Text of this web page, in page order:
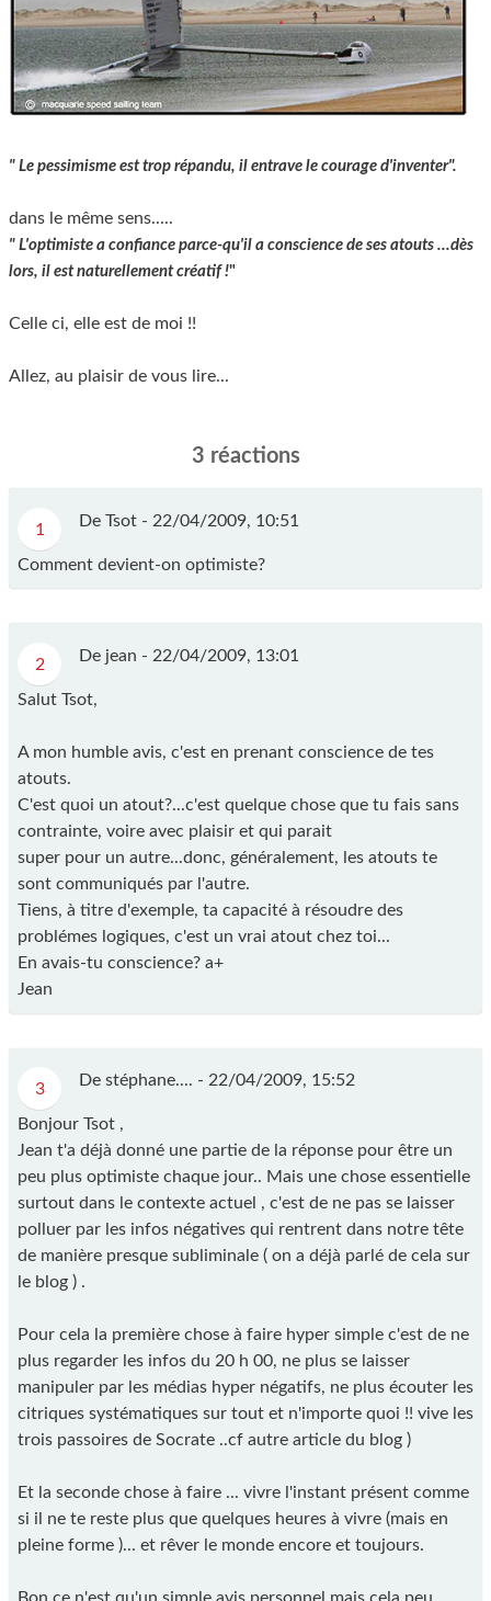
" Le pessimisme est trop répandu, il entrave le courage d'inventer".
dans le même sens.....
" L'optimiste a confiance parce-qu'il a conscience de ses atouts ...dès
lors, il est naturellement créatif !"
Celle ci, elle est de moi !!
Allez, au plaisir de vous lire...
3 réactions
1 De Tsot - 22/04/2009, 10:51
Comment devient-on optimiste?
2 De jean - 22/04/2009, 13:01
Salut Tsot,
A mon humble avis, c'est en prenant conscience de tes
atouts.
C'est quoi un atout?...c'est quelque chose que tu fais sans
contrainte, voire avec plaisir et qui parait
super pour un autre...donc, généralement, les atouts te
sont communiqués par l'autre.
Tiens, à titre d'exemple, ta capacité à résoudre des
problémes logiques, c'est un vrai atout chez toi...
En avais-tu conscience? a+
Jean
3 De stéphane.... - 22/04/2009, 15:52
Bonjour Tsot ,
Jean t'a déjà donné une partie de la réponse pour être un
peu plus optimiste chaque jour.. Mais une chose essentielle
surtout dans le contexte actuel , c'est de ne pas se laisser
polluer par les infos négatives qui rentrent dans notre tête
de manière presque subliminale ( on a déjà parlé de cela sur
le blog ) .
Pour cela la première chose à faire hyper simple c'est de ne
plus regarder les infos du 20 h 00, ne plus se laisser
manipuler par les médias hyper négatifs, ne plus écouter les
citriques systématiques sur tout et n'importe quoi !! vive les
trois passoires de Socrate ..cf autre article du blog )
Et la seconde chose à faire ... vivre l'instant présent comme
si il ne te reste plus que quelques heures à vivre (mais en
pleine forme )... et rêver le monde encore et toujours.